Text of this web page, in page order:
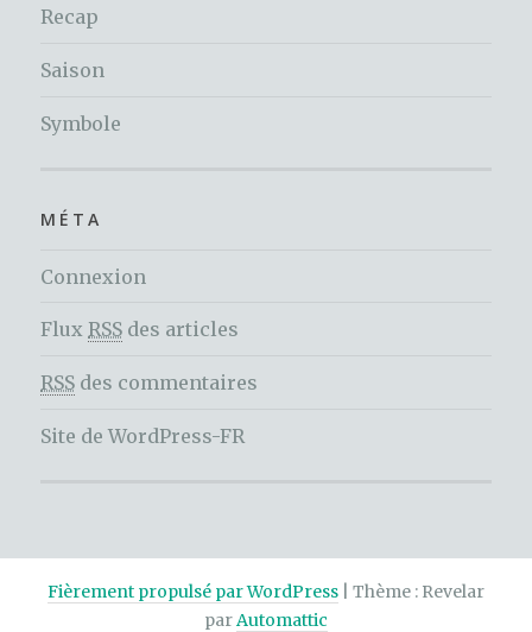
Recap
Saison
Symbole
MÉTA
Connexion
Flux RSS des articles
RSS des commentaires
Site de WordPress-FR
Fièrement propulsé par WordPress
Thème : Revelar
parAutomattic